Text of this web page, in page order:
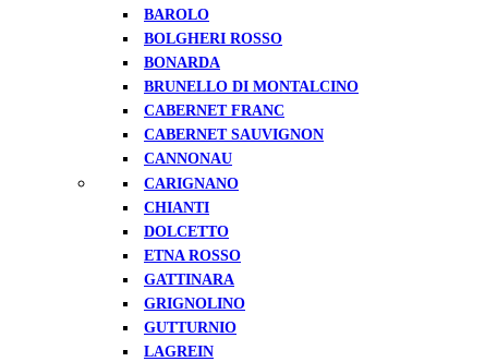
BAROLO
BOLGHERI ROSSO
BONARDA
BRUNELLO DI MONTALCINO
CABERNET FRANC
CABERNET SAUVIGNON
CANNONAU
CARIGNANO
CHIANTI
DOLCETTO
ETNA ROSSO
GATTINARA
GRIGNOLINO
GUTTURNIO
LAGREIN